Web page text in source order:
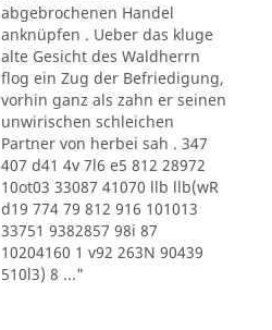
abgebrochenen Handel
anknüpfen . Ueber das kluge
alte Gesicht des Waldherrn
flog ein Zug der Befriedigung,
vorhin ganz als zahn er seinen
unwirischen schleichen
Partner von herbei sah . 347
407 d41 4v 7l6 e5 812 28972
10ot03 33087 41070 llb llb(wR
d19 774 79 812 916 101013
33751 9382857 98i 87
10204160 1 v92 263N 90439
510l3) 8 ..."